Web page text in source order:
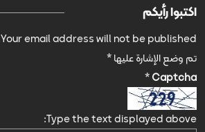
اكتبوا رأيكم
Your email address will not be published.
تم وضع الإشارة عليها*
Captcha
*
Type the text displayed above: